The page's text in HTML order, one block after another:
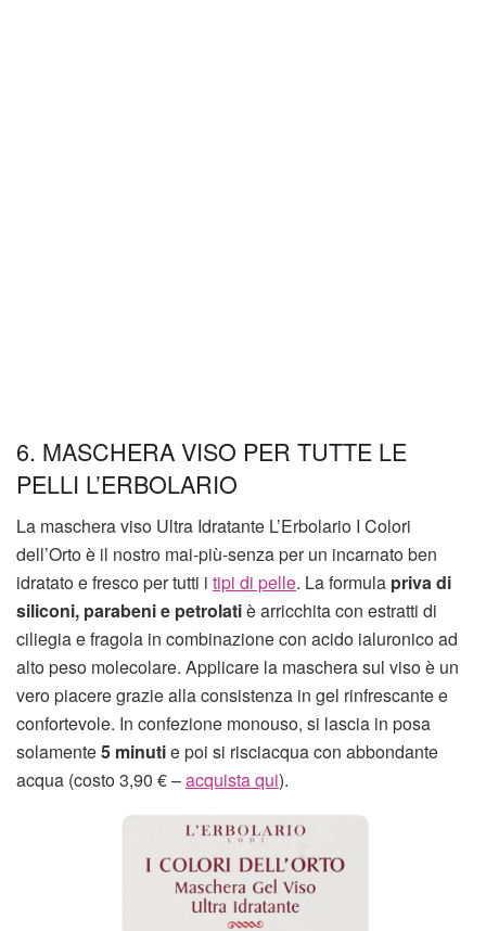
6. MASCHERA VISO PER TUTTE LE
PELLI L’ERBOLARIO
La maschera viso Ultra Idratante L’Erbolario I Colori
dell’Orto è il nostro mai-più-senza per un incarnato ben
idratato e fresco per tutti i tipi di pelle. La formula priva di
siliconi, parabeni e petrolatiè arricchita con estratti di
ciliegia e fragola in combinazione con acido ialuronico ad
alto peso molecolare. Applicare la maschera sul viso è un
vero piacere grazie alla consistenza in gel rinfrescante e
confortevole. In confezione monouso, si lascia in posa
solamente5 minutie poi si risciacqua con abbondante
acqua (costo 3,90 € –acquista qui).